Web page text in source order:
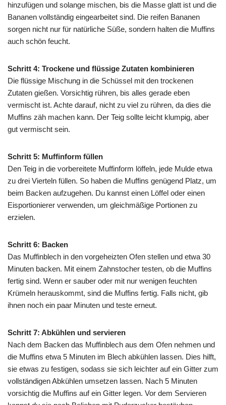
hinzufügen und solange mischen, bis die Masse glatt ist und die
Bananen vollständig eingearbeitet sind. Die reifen Bananen
sorgen nicht nur für natürliche Süße, sondern halten die Muffins
auch schön feucht.
Schritt 4: Trockene und flüssige Zutaten kombinieren
Die flüssige Mischung in die Schüssel mit den trockenen
Zutaten gießen. Vorsichtig rühren, bis alles gerade eben
vermischt ist. Achte darauf, nicht zu viel zu rühren, da dies die
Muffins zäh machen kann. Der Teig sollte leicht klumpig, aber
gut vermischt sein.
Schritt 5: Muffinform füllen
Den Teig in die vorbereitete Muffinform löffeln, jede Mulde etwa
zu drei Vierteln füllen. So haben die Muffins genügend Platz, um
beim Backen aufzugehen. Du kannst einen Löffel oder einen
Eisportionierer verwenden, um gleichmäßige Portionen zu
erzielen.
Schritt 6: Backen
Das Muffinblech in den vorgeheizten Ofen stellen und etwa 30
Minuten backen. Mit einem Zahnstocher testen, ob die Muffins
fertig sind. Wenn er sauber oder mit nur wenigen feuchten
Krümeln herauskommt, sind die Muffins fertig. Falls nicht, gib
ihnen noch ein paar Minuten und teste erneut.
Schritt 7: Abkühlen und servieren
Nach dem Backen das Muffinblech aus dem Ofen nehmen und
die Muffins etwa 5 Minuten im Blech abkühlen lassen. Dies hilft,
sie etwas zu festigen, sodass sie sich leichter auf ein Gitter zum
vollständigen Abkühlen umsetzen lassen. Nach 5 Minuten
vorsichtig die Muffins auf ein Gitter legen. Vor dem Servieren